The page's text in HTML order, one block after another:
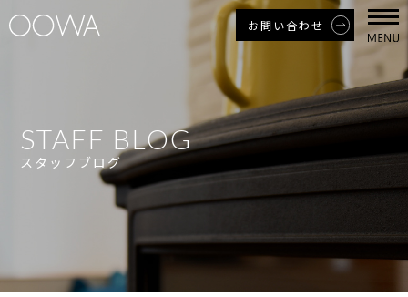
お問い合わせ
STAFF BLOG
スタッフブログ